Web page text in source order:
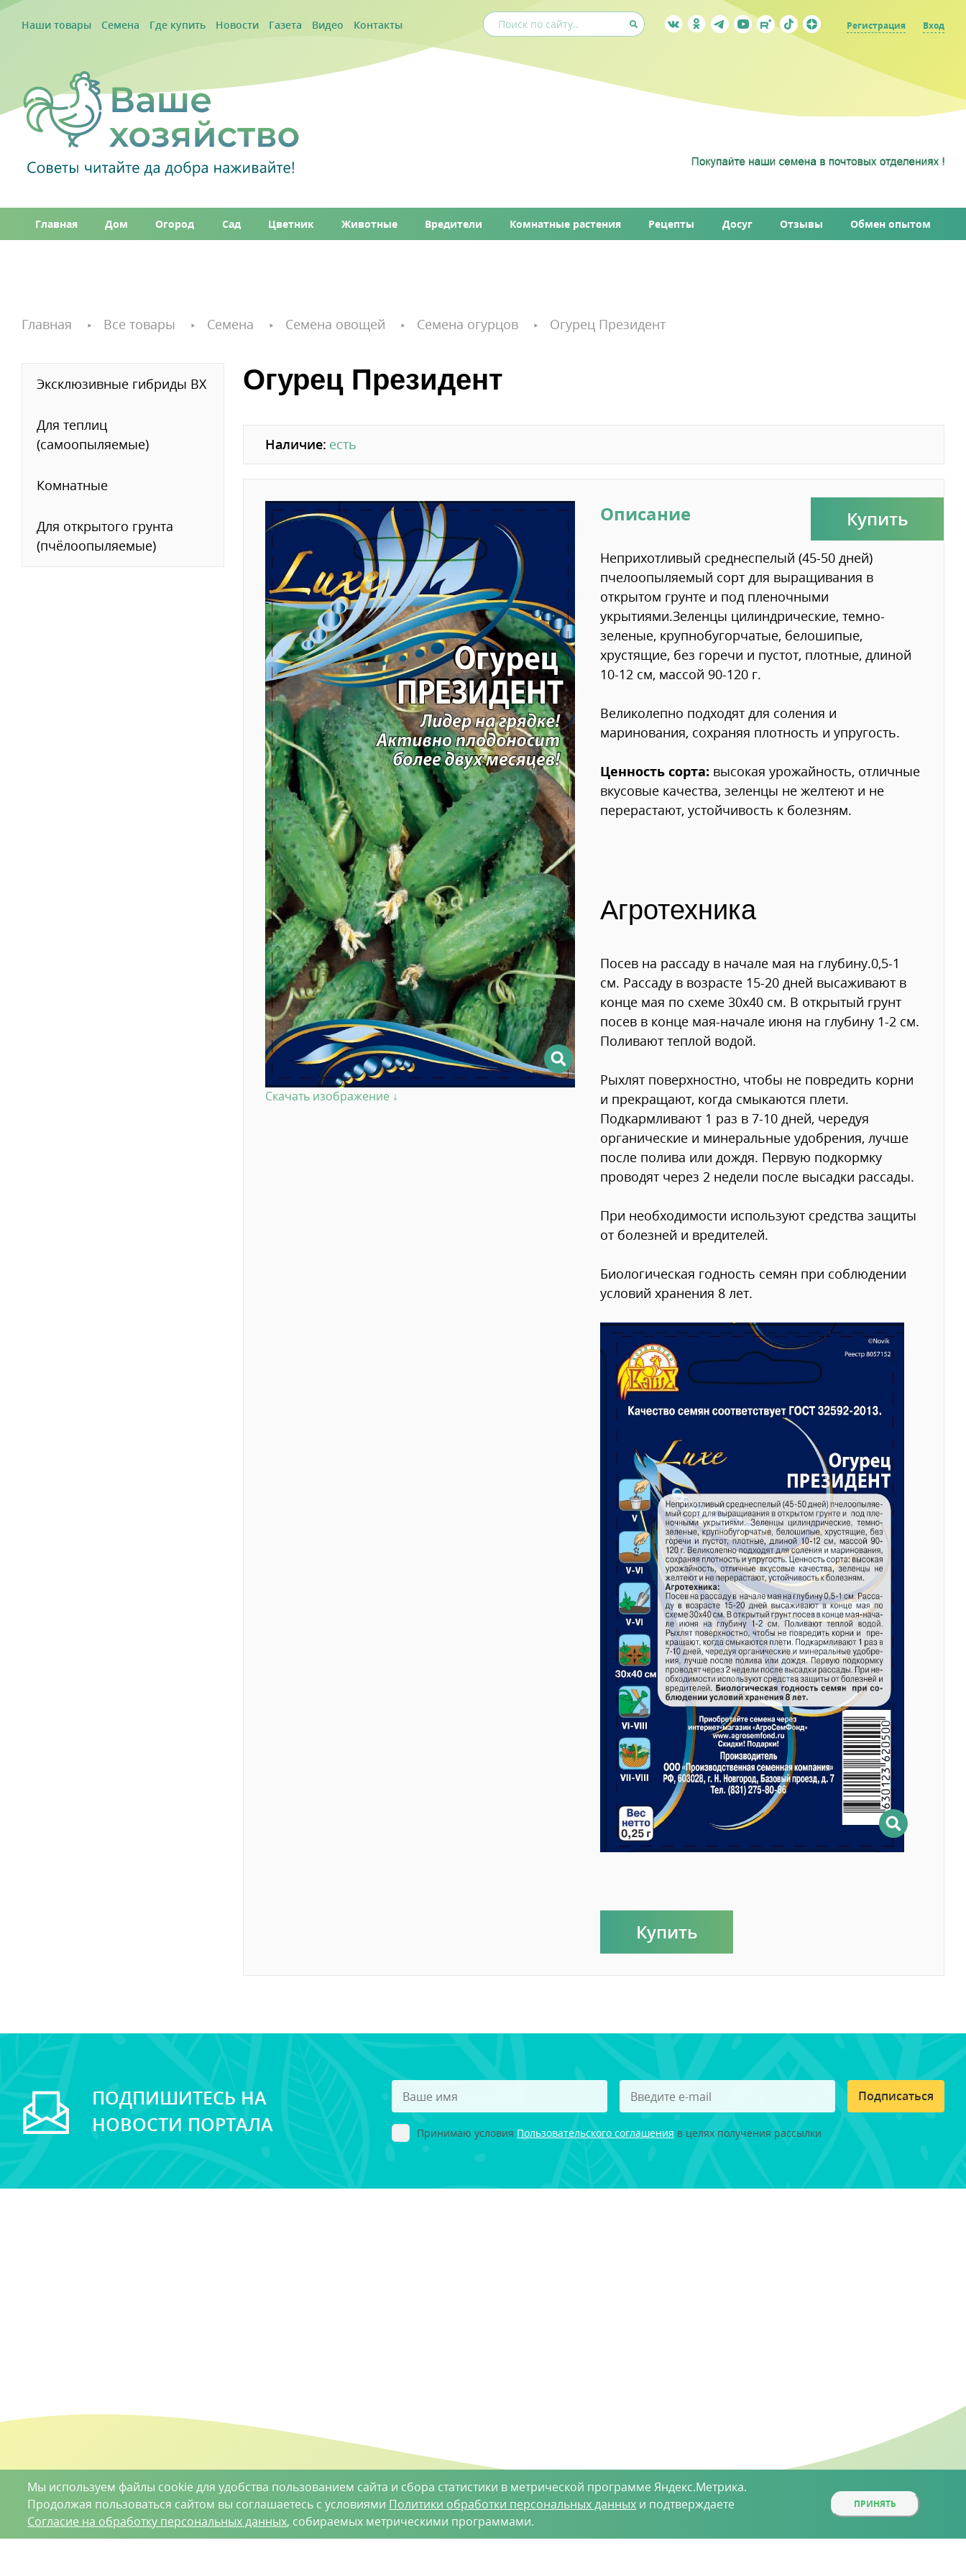
Наши товары Семена Где купить Новости Газета Видео Контакты Регистрация Вход
Главная Дом Огород Сад Цветник Животные Вредители Комнатные растения Рецепты Досуг Отзывы Обмен опытом
Главная Все товары Семена Семена овощей Семена огурцов Огурец Президент
Эксклюзивные гибриды ВХ
Для теплиц
(самоопыляемые)
Комнатные
Для открытого грунта
(пчёлоопыляемые)
Огурец Президент
Наличие: есть
Скачать изображение ↓
Купить
Описание
Неприхотливый среднеспелый (45-50 дней)
пчелоопыляемый сорт для выращивания в
открытом грунте и под пленочными
укрытиями.Зеленцы цилиндрические, темно-
зеленые, крупнобугорчатые, белошипые,
хрустящие, без горечи и пустот, плотные, длиной
10-12 см, массой 90-120 г.
Великолепно подходят для соления и
маринования, сохраняя плотность и упругость.
Ценность сорта: высокая урожайность, отличные
вкусовые качества, зеленцы не желтеют и не
перерастают, устойчивость к болезням.
Агротехника
Посев на рассаду в начале мая на глубину.0,5-1
см. Рассаду в возрасте 15-20 дней высаживают в
конце мая по схеме 30х40 см. В открытый грунт
посев в конце мая-начале июня на глубину 1-2 см.
Поливают теплой водой.
Рыхлят поверхностно, чтобы не повредить корни
и прекращают, когда смыкаются плети.
Подкармливают 1 раз в 7-10 дней, чередуя
органические и минеральные удобрения, лучше
после полива или дождя. Первую подкормку
проводят через 2 недели после высадки рассады.
При необходимости используют средства защиты
от болезней и вредителей.
Биологическая годность семян при соблюдении
условий хранения 8 лет.
Купить
ПОДПИШИТЕСЬ НА
НОВОСТИ ПОРТАЛА
Подписаться
Принимаю условия Пользовательского соглашения в целях получения рассылки
Мы используем файлы cookie для удобства пользованием сайта и сбора статистики в метрической программе Яндекс.Метрика.
Продолжая пользоваться сайтом вы соглашаетесь с условиями Политики обработки персональных данных и подтверждаете
Согласие на обработку персональных данных, собираемых метрическими программами.
ПРИНЯТЬ